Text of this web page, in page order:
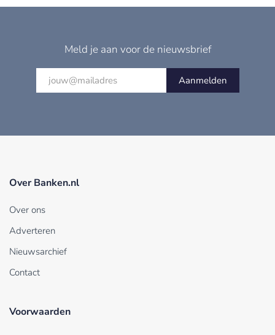
Meld je aan voor de nieuwsbrief
Aanmelden
Over Banken.nl
Over ons
Adverteren
Nieuwsarchief
Contact
Voorwaarden